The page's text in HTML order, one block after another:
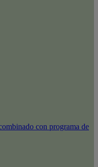
con programa de